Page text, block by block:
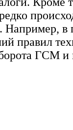
в
правил
ГСМ и